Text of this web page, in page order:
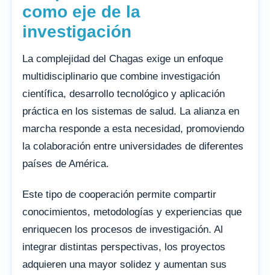
como eje de la
investigación
La complejidad del Chagas exige un enfoque
multidisciplinario que combine investigación
científica, desarrollo tecnológico y aplicación
práctica en los sistemas de salud. La alianza en
marcha responde a esta necesidad, promoviendo
la colaboración entre universidades de diferentes
países de América.
Este tipo de cooperación permite compartir
conocimientos, metodologías y experiencias que
enriquecen los procesos de investigación. Al
integrar distintas perspectivas, los proyectos
adquieren una mayor solidez y aumentan sus